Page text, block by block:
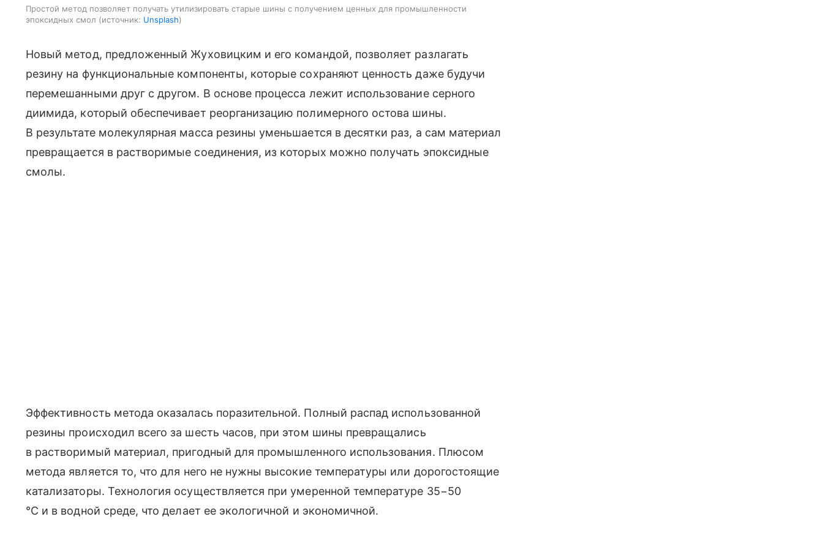
Простой метод позволяет получать утилизировать старые шины с получением ценных для промышленности
эпоксидных смол
источник: Unsplash
Новый метод, предложенный Жуховицким и его командой, позволяет разлагать
резину на функциональные компоненты, которые сохраняют ценность даже будучи
перемешанными друг с другом. В основе процесса лежит использование серного
диимида, который обеспечивает реорганизацию полимерного остова шины.
В результате молекулярная масса резины уменьшается в десятки раз, а сам материал
превращается в растворимые соединения, из которых можно получать эпоксидные
смолы.
Эффективность метода оказалась поразительной. Полный распад использованной
резины происходил всего за шесть часов, при этом шины превращались
в растворимый материал, пригодный для промышленного использования. Плюсом
метода является то, что для него не нужны высокие температуры или дорогостоящие
катализаторы. Технология осуществляется при умеренной температуре 35−50
°С и в водной среде, что делает ее экологичной и экономичной.